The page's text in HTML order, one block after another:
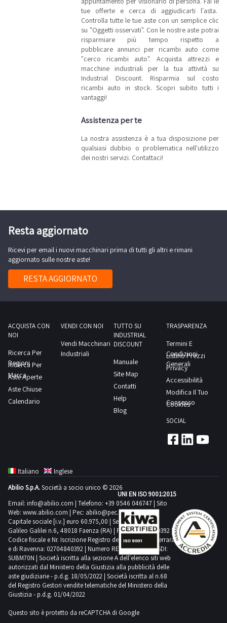
tue offerte e cerca di aggiudicarti l'asta.
Controlla tutte le tue aste con un semplice clic
su "Oggetti osservati". Con le nostre aste potrai
risparmiare più tempo rispetto a
pubblicare annunci per ricambi auto come
"cerco ricambi auto". Acquista attrezzi e
macchine industriali per la tua attività su
Industrial Discount. Risparmia sul costo
ricambi auto in stock. Scopri subito tutti i
vantaggi!
Assistenza per te
La nostra assistenza è a tua disposizione per
qualsiasi dubbio o problematica nell'utilizzo
dei nostri servizi. Contattaci!
Resta aggiornato
Ricevi per email i nuovi macchinari prima di tutti gli altri e rimani
aggiornato sulle nostre aste!
RESTA AGGIORNATO
ACQUISTA CON
NOI
Ricerca Per
Regioni
Ricerca Per
Marca
Aste Aperte
Aste Chiuse
Calendario
VENDI CON NOI
Vendi Macchinari
Industriali
TUTTO SU
INDUSTRIAL
DISCOUNT
Manuale
Site Map
Contatti
Help
Blog
TRASPARENZA
Termini E
Condizioni
Generali
Listino Prezzi
Privacy
Accessibilità
Modifica Il Tuo
Consenso
Cookies
SOCIAL
Italiano
Inglese
Abilio S.p.A.Società a socio unico © 2026
Email: info@abilio.com | Telefono: +39 0546 046747 | Sito
Web: www.abilio.com | Pec: abilio@pec.illimity.com
Capitale sociale [i.v.] euro 60.975,00 | Sede legale in Via
Galileo Galilei n.6, 48018 Faenza (RA) | P.IVA: 02704840392 |
Codice fiscale e Nr. Iscrizione Registro delle Imprese di Ferrara
e di Ravenna: 02704840392 | Numero REA RA 224830 | SDI:
SUBM70N | Società iscritta alla sezione A dell'elenco siti web
autorizzati dal Ministero della Giustizia alla pubblicità delle
aste giudiziarie - p.d.g. 18/05/2022 | Società iscritta al n.68
del Registro Gestori vendite telematiche del Ministero della
Giustizia - p.d.g. 01/04/2022
Questo sito è protetto da reCAPTCHA di Google
UNI EN ISO 9001:2015